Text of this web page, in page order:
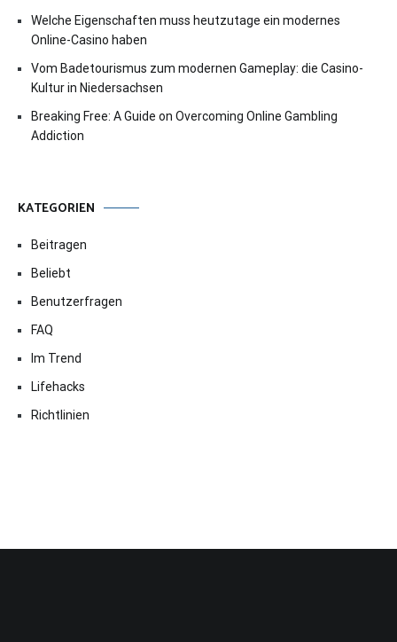
Welche Eigenschaften muss heutzutage ein modernes
Online-Casino haben
Vom Badetourismus zum modernen Gameplay: die Casino-
Kultur in Niedersachsen
Breaking Free: A Guide on Overcoming Online Gambling
Addiction
KATEGORIEN
Beitragen
Beliebt
Benutzerfragen
FAQ
Im Trend
Lifehacks
Richtlinien